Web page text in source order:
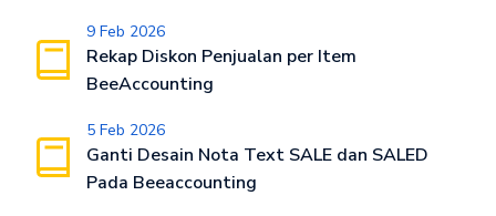
9 Feb 2026
Rekap Diskon Penjualan per Item
BeeAccounting
5 Feb 2026
Ganti Desain Nota Text SALE dan SALED
Pada Beeaccounting